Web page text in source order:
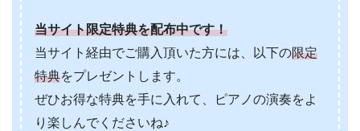
当サイト限定特典を配布中です！
当サイト経由でご購入頂いた方には、以下の限定
特典をプレゼントします。
ぜひお得な特典を手に入れて、ピアノの演奏をよ
り楽しんでくださいね♪